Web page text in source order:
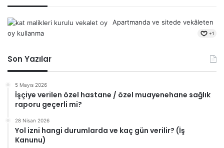
Apartmanda ve sitede vekâleten
oy kullanma
+1
Son Yazılar
5 Mayıs 2026
İşçiye verilen özel hastane / özel muayenehane sağlık
raporu geçerli mi?
28 Nisan 2026
Yol izni hangi durumlarda ve kaç gün verilir? (İş
Kanunu)